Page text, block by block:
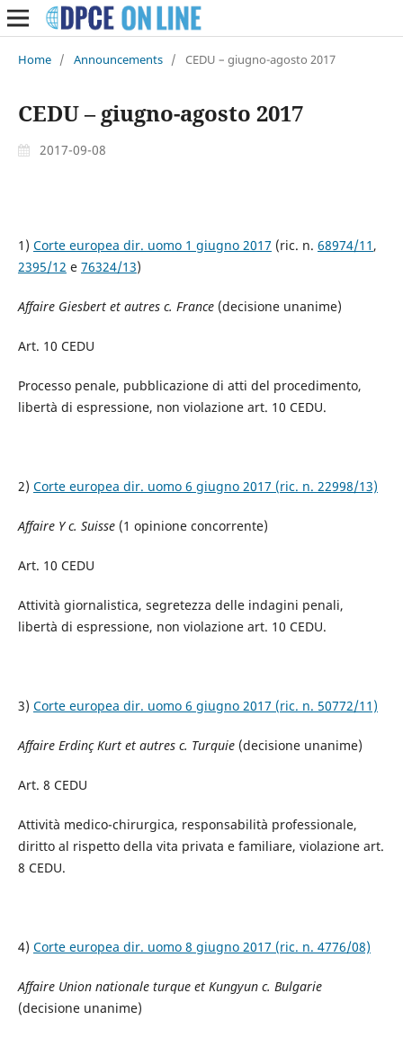
Home / Announcements / CEDU – giugno-agosto 2017
CEDU – giugno-agosto 2017
2017-09-08
1) Corte europea dir. uomo 1 giugno 2017 (ric. n. 68974/11 ,
2395/12 e 76324/13)
Affaire Giesbert et autres c. France(decisione unanime)
Art. 10 CEDU
Processo penale, pubblicazione di atti del procedimento,
libertà di espressione, non violazione art. 10 CEDU.
2) Corte europea dir. uomo 6 giugno 2017 (ric. n. 22998/13)
Affaire Y c. Suisse(1 opinione concorrente)
Art. 10 CEDU
Attività giornalistica, segretezza delle indagini penali,
libertà di espressione, non violazione art. 10 CEDU.
3) Corte europea dir. uomo 6 giugno 2017 (ric. n. 50772/11)
Affaire Erdinç Kurt et autres c. Turquie(decisione unanime)
Art. 8 CEDU
Attività medico-chirurgica, responsabilità professionale,
diritto al rispetto della vita privata e familiare, violazione art.
8 CEDU.
4) Corte europea dir. uomo 8 giugno 2017 (ric. n. 4776/08)
Affaire Union nationale turque et Kungyun c. Bulgarie
(decisione unanime)